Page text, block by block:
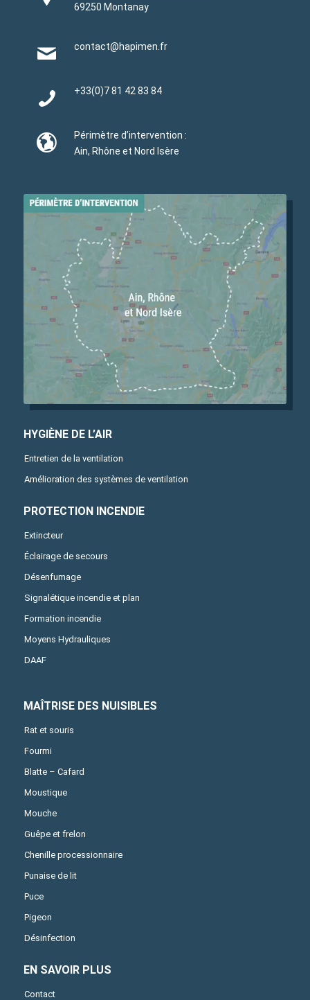
69250 Montanay
contact@hapimen.fr
+33(0)7 81 42 83 84
Périmètre d’intervention :
Ain, Rhône et Nord Isère
HYGIÈNE DE L’AIR
Entretien de la ventilation
Amélioration des systèmes de ventilation
PROTECTION INCENDIE
Extincteur
Éclairage de secours
Désenfumage
Signalétique incendie et plan
Formation incendie
Moyens Hydrauliques
DAAF
MAÎTRISE DES NUISIBLES
Rat et souris
Fourmi
Blatte – Cafard
Moustique
Mouche
Guêpe et frelon
Chenille processionnaire
Punaise de lit
Puce
Pigeon
Désinfection
EN SAVOIR PLUS
Contact